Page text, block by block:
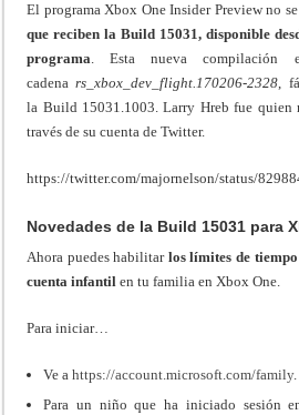
El programa Xbox One Insider Preview no
que reciben la Build 15031, disponible
programa. Esta nueva compilación
cadenars_xbox_dev_flight.170206-2328,
la Build 15031.1003. Larry Hreb fue quien
través de su cuenta de Twitter.
https://twitter.com/majornelson/status/
Novedades de la Build 15031 para
Ahora puedes habilitar los límites de
cuenta infantil en tu familia en Xbox One.
Para iniciar…
Ve ahttps://account.microsoft.com/family.
Para un niño que ha iniciado sesión